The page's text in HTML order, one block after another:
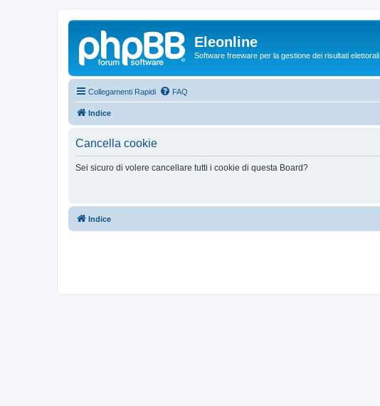
Eleonline
Software freeware per la gestione dei risultati elettorali
Collegamenti Rapidi FAQ
Indice
Cancella cookie
Sei sicuro di volere cancellare tutti i cookie di questa Board?
Indice